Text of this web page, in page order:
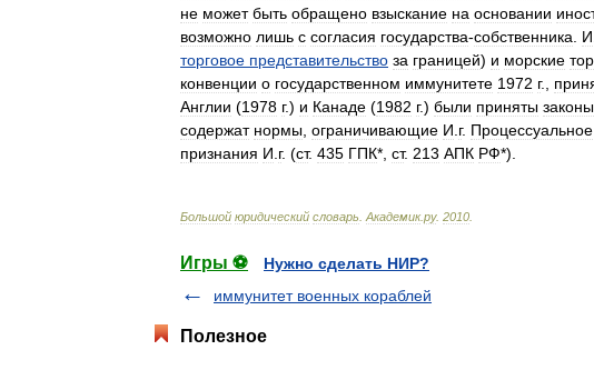
не может быть обращено взыскание на основании
возможно лишь с согласия государства-собственника И
торговое представительство за границей) и морские
конвенции о государственном иммунитете 1972 г.,
Англии (1978 г.) и Канаде (1982 г.) были приняты законы
содержат нормы ограничивающие И г. Процессуальное
признания И г. (ст. 435 ГПК*, ст. 213 АПК РФ*).
Большой юридический словарь Академик.ру. 2010
Игры ⚽
Нужно сделать НИР?
иммунитет военных кораблей
Полезное